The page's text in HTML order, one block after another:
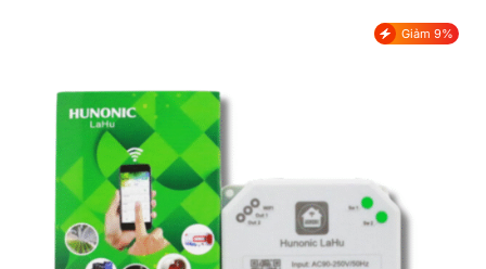
Giảm 9%